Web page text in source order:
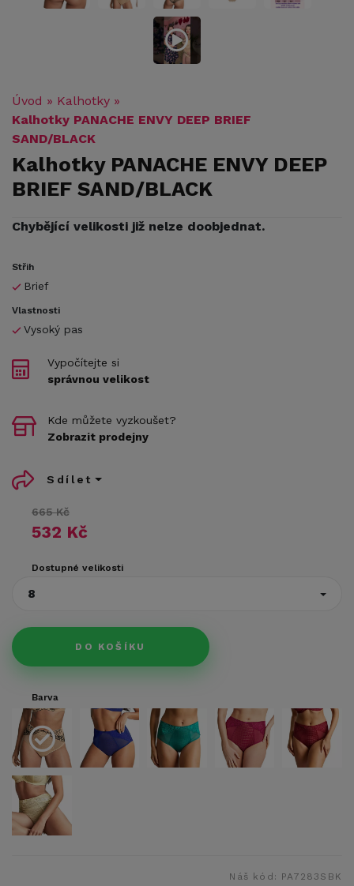
Úvod » Kalhotky »
Kalhotky PANACHE ENVY DEEP BRIEF
SAND/BLACK
Kalhotky PANACHE ENVY DEEP
BRIEF SAND/BLACK
Chybějící velikosti již nelze doobjednat.
Střih
Brief
Vlastnosti
Vysoký pas
665 Kč
532 Kč
Dostupné velikosti
8
DO KOŠÍKU
Vypočítejte si
správnou velikost
Kde můžete vyzkoušet?
Zobrazit prodejny
Sdílet
Barva
Náš kód: PA7283SBK